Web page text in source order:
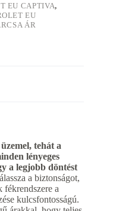
EU CAPTIVA,
EU
ÁR
tehát a
lényeges
a legjobb döntést
a biztonságot,
fékrendszere a
kulcsfontosságú.